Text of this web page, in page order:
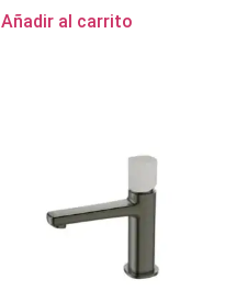
Añadir al carrito